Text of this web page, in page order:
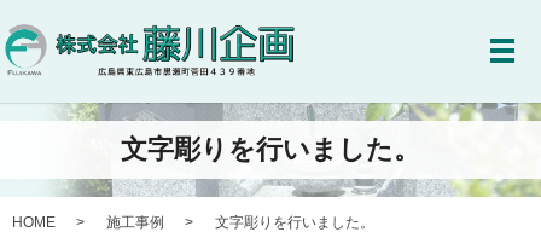
メ
文字彫りを行いました。
HOME 施工事例 文字彫りを行いました。